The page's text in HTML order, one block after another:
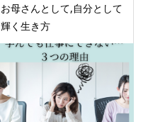
お母さんとして,自分として
輝く生き方